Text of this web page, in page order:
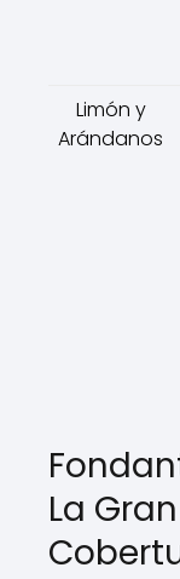
Limón y
Arándanos
La